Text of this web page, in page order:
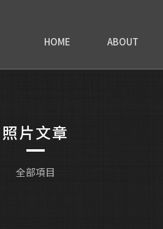
HOME ABOUT
照片文章
全部項目